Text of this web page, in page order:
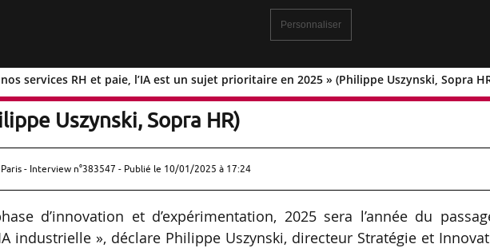
services RH et paie, l’IA est un sujet prioritaire en 2025 » (Philippe Uszynski, Sopra
RH et paie, l’IA est un sujet prioritaire en
Uszynski, Sopra HR)
Paris - Interview n°383547 - Publié le 10/01/2025 à 17:24
d’innovation et d’expérimentation, 2025 sera l’année du
IA industrielle », déclare Philippe Uszynski, directeur Stratégie et
Personnaliser